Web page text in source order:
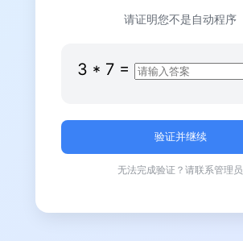
请证明您不是自动程序
3 * 7 =
无法完成验证？请联系管理员